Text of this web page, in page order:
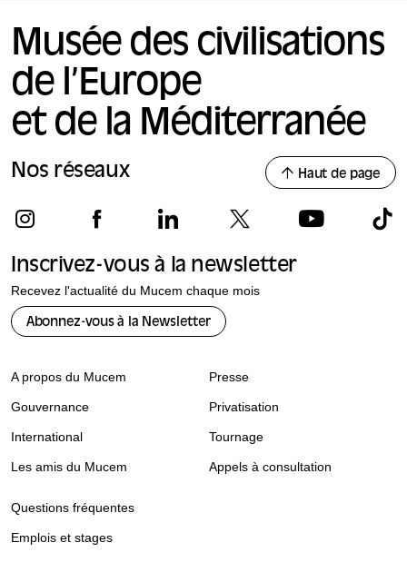
Musée des civilisations
de l’Europe
et de la Méditerranée
Nos réseaux Haut de page
Inscrivez-vous à la newsletter
Recevez l'actualité du Mucem chaque mois
Abonnez-vous à la Newsletter
A propos du Mucem
Gouvernance
International
Les amis du Mucem
Presse
Privatisation
Tournage
Appels à consultation
Questions fréquentes
Emplois et stages